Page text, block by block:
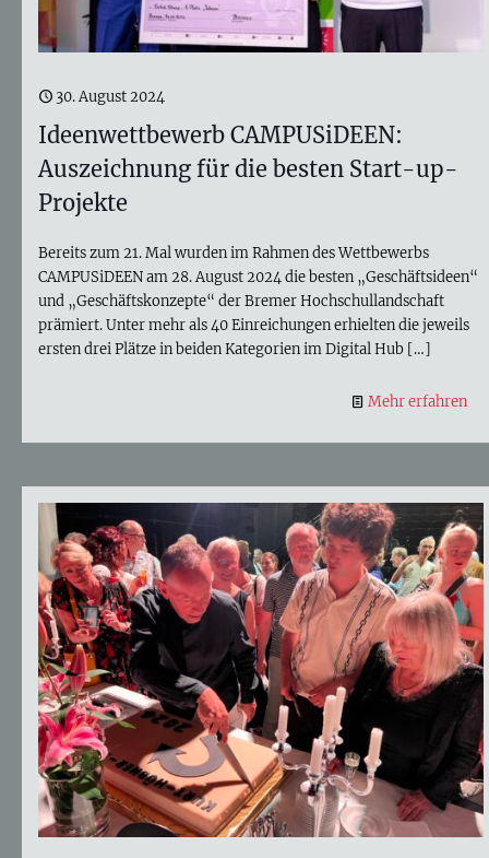
30. August 2024
Ideenwettbewerb CAMPUSiDEEN:
Auszeichnung für die besten Start-up-
Projekte
Bereits zum 21. Mal wurden im Rahmen des Wettbewerbs
CAMPUSiDEEN am 28. August 2024 die besten „Geschäftsideen“
und „Geschäftskonzepte“ der Bremer Hochschullandschaft
prämiert. Unter mehr als 40 Einreichungen erhielten die jeweils
ersten drei Plätze in beiden Kategorien im Digital Hub […]
Mehr erfahren